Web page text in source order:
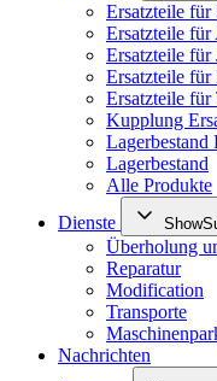
Ersatzteile für
Ersatzteile für
Ersatzteile für
Ersatzteile
Ersatzteile für
Kupplung
Lagerbestand
Lagerbestand
Alle Produkte
Dienste
Überholung
Reparatur
Modification
Transporte
Nachrichten